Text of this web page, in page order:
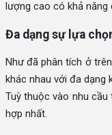
lượng cao có khả
Đa dạng sự lựa
Như đã phân tích ở
khác nhau với đa
Tuỳ thuộc vào nhu
hợp nhất.